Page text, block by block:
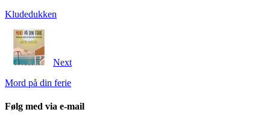
Kludedukken
Next
Mord på din ferie
Følg med via e-mail